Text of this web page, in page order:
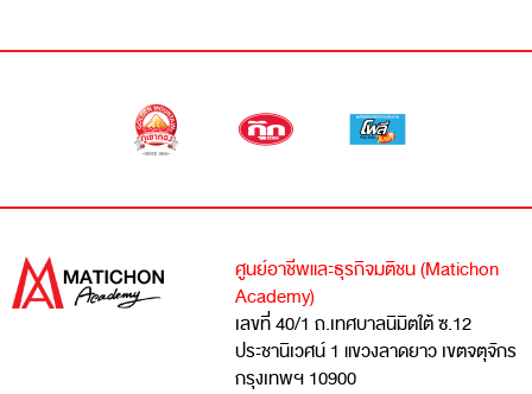
ศูนย์อาชีพและธุรกิจมติชน (Matichon
Academy)
เลขที่ 40/1 ถ.เทศบาลนิมิตใต้ ซ.12
ประชานิเวศน์ 1 แขวงลาดยาว เขตจตุจักร
กรุงเทพฯ 10900